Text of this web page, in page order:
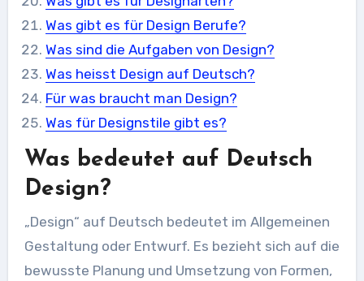
Was gibt es für Design Berufe?
Was sind die Aufgaben von Design?
Was heisst Design auf Deutsch?
Für was braucht man Design?
Was für Designstile gibt es?
Was bedeutet auf Deutsch
Design?
„Design“ auf Deutsch bedeutet im Allgemeinen
Gestaltung oder Entwurf. Es bezieht sich auf die
bewusste Planung und Umsetzung von Formen,